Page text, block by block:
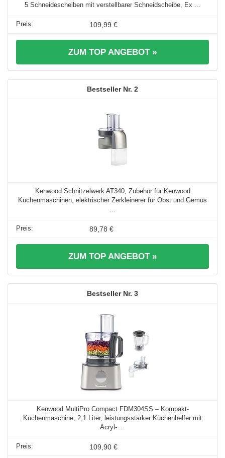
5 Schneidescheiben mit verstellbarer Schneidscheibe, Ex ...
109,99 €
ZUM TOP ANGEBOT »
2
Kenwood Schnitzelwerk AT340, Zubehör für Kenwood
Küchenmaschinen, elektrischer Zerkleinerer für Obst und Gemüs
89,78 €
ZUM TOP ANGEBOT »
3
Kenwood MultiPro Compact FDM304SS – Kompakt-
Küchenmaschine, 2,1 Liter, leistungsstarker Küchenhelfer mit
Acryl- ...
109,90 €